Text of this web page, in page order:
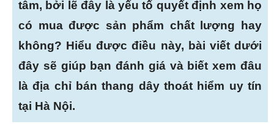
tâm, bởi lẽ đây là yếu tố quyết định xem họ
có mua được sản phẩm chất lượng hay
không? Hiểu được điều này, bài viết dưới
đây sẽ giúp bạn đánh giá và biết xem đâu
là địa chỉ bán thang dây thoát hiểm uy tín
tại Hà Nội.